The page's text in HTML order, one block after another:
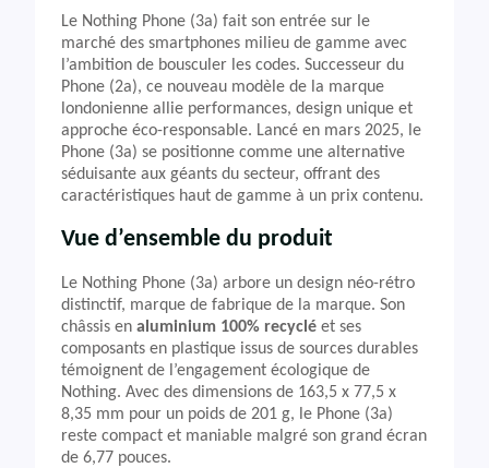
Le Nothing Phone (3a) fait son entrée sur le
marché des smartphones milieu de gamme avec
l’ambition de bousculer les codes. Successeur du
Phone (2a), ce nouveau modèle de la marque
londonienne allie performances, design unique et
approche éco-responsable. Lancé en mars 2025, le
Phone (3a) se positionne comme une alternative
séduisante aux géants du secteur, offrant des
caractéristiques haut de gamme à un prix contenu.
Vue d’ensemble du produit
Le Nothing Phone (3a) arbore un design néo-rétro
distinctif, marque de fabrique de la marque. Son
châssis en aluminium 100% recyclé et ses
composants en plastique issus de sources durables
témoignent de l’engagement écologique de
Nothing. Avec des dimensions de 163,5 x 77,5 x
8,35 mm pour un poids de 201 g, le Phone (3a)
reste compact et maniable malgré son grand écran
de 6,77 pouces.